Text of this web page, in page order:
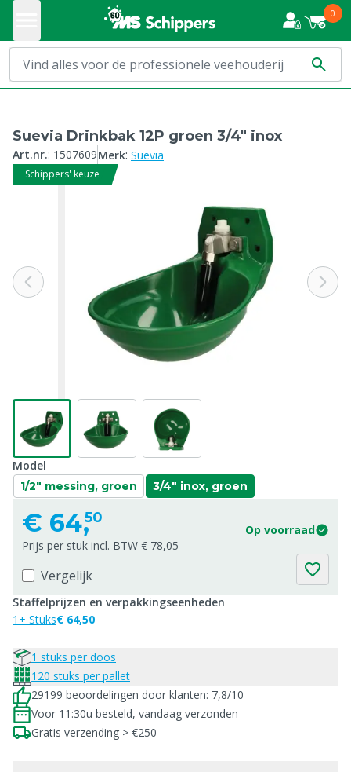
0
Suevia Drinkbak 12P groen 3/4" inox
Art.nr.: 1507609Merk: Suevia
Schippers' keuze
Model
1/2" messing, groen 3/4" inox, groen
€ 64,50
Op voorraad
Prijs per stuk incl. BTW € 78,05
Vergelijk
Staffelprijzen en verpakkingseenheden
1+ Stuks€ 64,50
1 stuks per doos
120 stuks per pallet
29199 beoordelingen door klanten: 7,8/10
Voor 11:30u besteld, vandaag verzonden
Gratis verzending > €250